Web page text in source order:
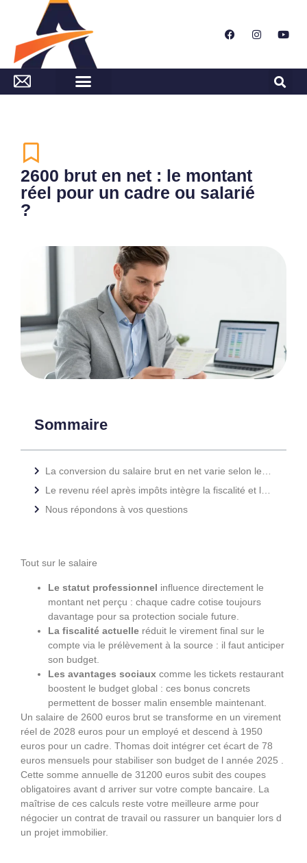
2600 brut en net : le montant
réel pour un cadre ou salarié
?
Sommaire
Nous répondons à vos questions
Tout sur le salaire
Le statut professionnel influence directement le
montant net perçu : chaque cadre cotise toujours
davantage pour sa protection sociale future.
La fiscalité actuelle réduit le virement final sur le
compte via le prélèvement à la source : il faut anticiper
son budget.
Les avantages sociaux comme les tickets restaurant
boostent le budget global : ces bonus concrets
permettent de bosser malin ensemble maintenant.
Un salaire de 2600 euros brut se transforme en un virement
réel de 2028 euros pour un employé et descend à 1950
euros pour un cadre. Thomas doit intégrer cet écart de 78
euros mensuels pour stabiliser son budget de l année 2025 .
Cette somme annuelle de 31200 euros subit des coupes
obligatoires avant d arriver sur votre compte bancaire. La
maîtrise de ces calculs reste votre meilleure arme pour
négocier un contrat de travail ou rassurer un banquier lors d
un projet immobilier.